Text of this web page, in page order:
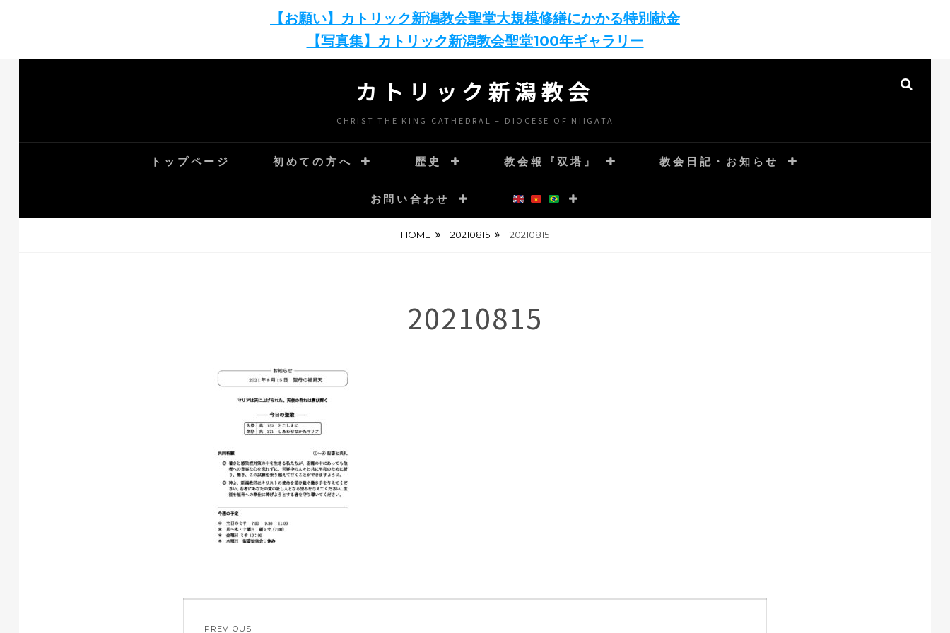
【お願い】カトリック新潟教会聖堂大規模修繕にかかる特別献金
【写真集】カトリック新潟教会聖堂100年ギャラリー
カトリック新潟教会
CHRIST THE KING CATHEDRAL – DIOCESE OF NIIGATA
トップページ 初めての方へ 歴史 教会報『双塔』 教会日記・お知らせ
お問い合わせ
HOME 20210815 20210815
20210815
PREVIOUS